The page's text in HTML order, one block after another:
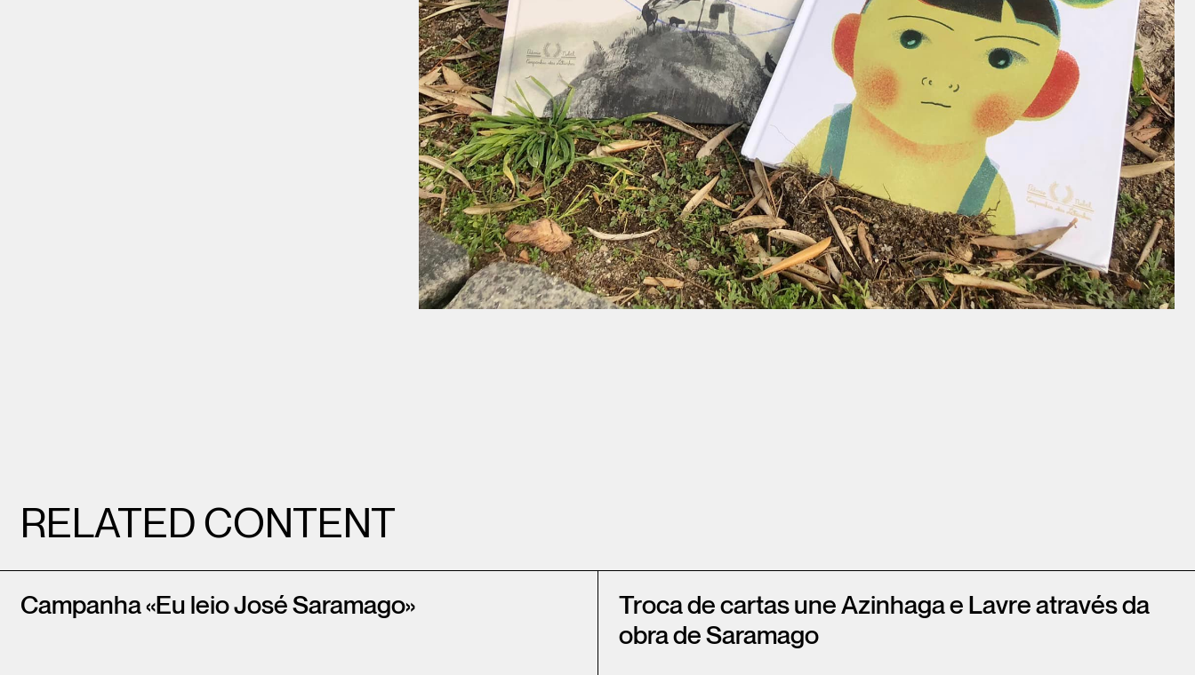
RELATED CONTENT
Campanha «Eu leio José Saramago»
Troca de cartas une Azinhaga e Lavre através da
obra de Saramago